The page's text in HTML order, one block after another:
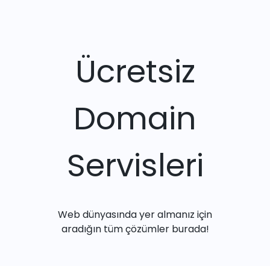
Ücretsiz
Domain
Servisleri
Web dünyasında yer almanız için
aradığın tüm çözümler burada!